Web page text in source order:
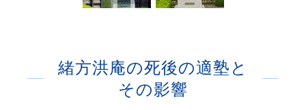
緒方洪庵の死後の適塾と
その影響